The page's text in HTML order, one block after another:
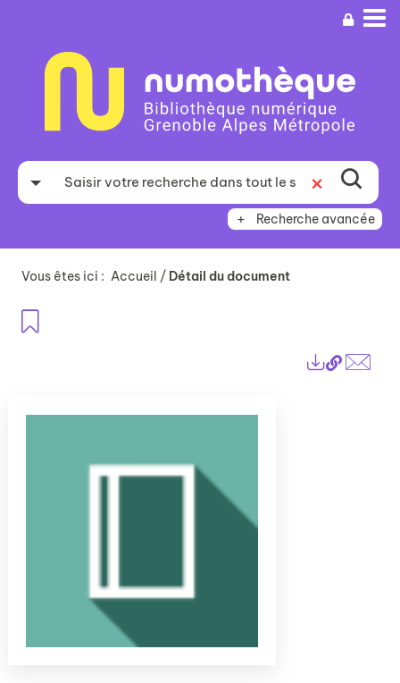
recherche
Recherche avancée
Vous êtes ici : Accueil / Détail du document
Lien